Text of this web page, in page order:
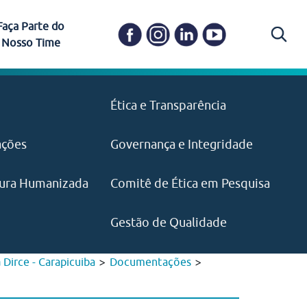
Ética e Transparência
Governança e Integridade
Humanizada Comitê de Ética em Pesquisa
Gestão de Qualidade
Carapicuíba
pelo CEJAM e(11) 97646‑2537
Parte do
Nosso Time
visão e valores?
- Carapicuiba> Documentações>